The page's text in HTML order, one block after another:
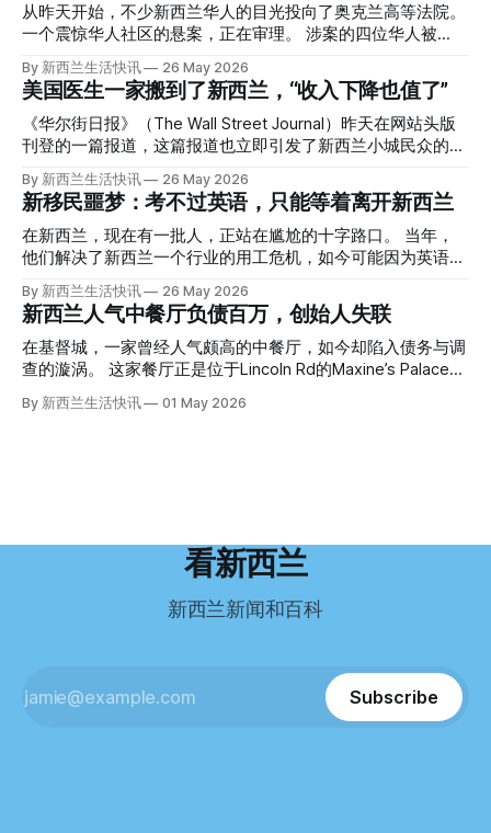
从昨天开始，不少新西兰华人的目光投向了奥克兰高等法院。
一个震惊华人社区的悬案，正在审理。 涉案的四位华人被
告，站在了法庭，被控与一位70岁中国女人的死有关。 事情
的复杂程度，远超人们的想象。 神秘的黑色塑料袋 先让我们
回到2024年3月12日。 新西兰一个名叫Paul Middleton的老
人，在奥克兰Gulf Harbour钓鱼时，发现了一个黑色塑料袋，
里面是一堆衣服。 再扒开衣服，他看到了一只手，一只人
腰部对折，黑色胶带缠着头、手腕和身体，整个人被绑成胎儿
状。 两个10公斤的米袋装满了石头，用胶带死死缠在尸体
上。 死者是亚洲面孔的老年女性，头部、脸、胳膊都有钝器
伤，当时身穿一件“娟燕牌”内衣和黑色长裤。 她是谁？没有人
Operation Parade的案子，开始调查。 米袋泄露秘密 破案的
关键，是两个米袋。这两个塑料米袋里装着用来压住尸体的花
园石头。 每个米袋上都有序列号。 警察一家家查，发现这批
米是在奥克兰北岸一家超市卖的。
By 新西兰生活快讯 26 May 2026
美国医生一家搬到了新西兰，“收入下降也值了”
《华尔街日报》（The Wall Street Journal）昨天在网站头版
刊登的一篇报道，这篇报道也立即引发了新西兰小城民众的兴
趣： “精疲力尽的美国医生，正在离开美国，前往新西兰一座
偏远小镇。” “精疲力尽的美国医生”搬家新西兰 四年前，在加
州拉霍亚（La Jolla）一家医院担任内科医生的Brandon
Williams医生达到了崩溃的边缘。 患者人数激增、医疗人员短
缺、医疗事故诉讼的威胁，以及对患者无力支付医疗费用的忧
（PTSD）。他的其中一位同事甚至因自杀身亡。 他并不想放
弃从医，但他不想再在美国行医了。 于是，他与38岁的妻子
Ellen Williams开始在欧洲寻找更好的选择。 就在那时，他收
到了一封来自新西兰医疗招聘人员的信。 “虽然跑到那个‘与世
义。”现年39岁的加州人Brandon说道。 2024年11月，这家人
By 新西兰生活快讯 26 May 2026
新移民噩梦：考不过英语，只能等着离开新西兰
在新西兰，现在有一批人，正站在尴尬的十字路口。 当年，
他们解决了新西兰一个行业的用工危机，如今可能因为英语考
试，不得不在几年内离开这个国家。 一位移民的无奈感叹：
“如果我们真能考到那个分数，就不会来开公交车了。” 因为英
语，他们一直无法上岸 来自菲律宾的Ryan De Guzman，就是
这批人中的一员。 2023年，当他看到新西兰招聘海外公交司
机的信息时，几乎没有犹豫就提交了申请。 “我听说这里气候
年3月抵达奥克兰。 当时心里盘算着：努力工作两年，申请居
所需的英语门槛。 De Guzman选择了另一项考试——
Pearson Test of English，最终成绩是45分，而申请要求是58
By 新西兰生活快讯 26 May 2026
新西兰人气中餐厅负债百万，创始人失联
在基督城，一家曾经人气颇高的中餐厅，如今却陷入债务与调
查的漩涡。 这家餐厅正是位于Lincoln Rd的Maxine’s Palace。
其背后的公司已进入清算程序，债务总额接近100万纽币，而
引人关注的是——清算人目前无法联系到创始人本人。 今年3
纽币，员工索赔金额仍在核算中。 整体债务规模，已经逼近
这导致公司财务记录尚未完全掌握，资产处置是否合理仍待核
在核查资产出售是否符合市
By 新西兰生活快讯 01 May 2026
看新西兰
新西兰新闻和百科
Subscribe